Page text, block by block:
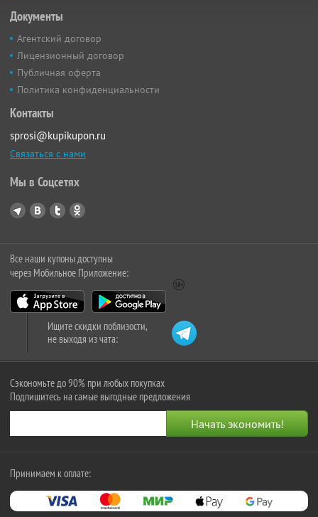
Документы
Агентский договор
Лицензионный договор
Публичная оферта
Политика конфиденциальности
Контакты
sprosi@kupikupon.ru
Связаться с нами
Мы в Соцсетях
Все наши купоны доступны
через Мобильное Приложение:
Ищите скидки поблизости,
не выходя из чата:
Сэкономьте до 90% при любых покупках
Подпишитесь на самые выгодные предложения
Принимаем к оплате: